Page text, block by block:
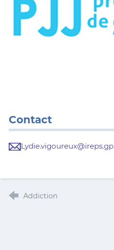
Contact
Lydie.vigoureux@ireps.gp
Addiction